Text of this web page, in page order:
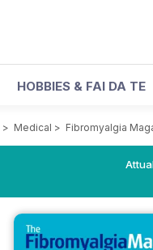
HOBBIES & FAI DA TE
> Medical > Fibromyalgia